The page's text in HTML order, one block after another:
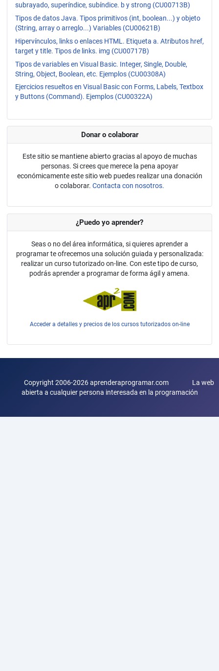
subrayado, superíndice, subíndice. b y strong (CU00713B)
Tipos de datos Java. Tipos primitivos (int, boolean...) y objeto
(String, array o arreglo...) Variables (CU00621B)
Hipervínculos, links o enlaces HTML. Etiqueta a. Atributos href,
target y title. Tipos de links. img (CU00717B)
Tipos de variables en Visual Basic. Integer, Single, Double,
String, Object, Boolean, etc. Ejemplos (CU00308A)
Ejercicios resueltos en Visual Basic con Forms, Labels, Textbox
y Buttons (Command). Ejemplos (CU00322A)
Donar o colaborar
Este sitio se mantiene abierto gracias al apoyo de muchas
personas. Si crees que merece la pena apoyar
económicamente este sitio web puedes realizar una donación
o colaborar. Contacta con nosotros.
¿Puedo yo aprender?
Seas o no del área informática, si quieres aprender a
programar te ofrecemos una solución guiada y personalizada:
realizar un curso tutorizado on-line. Con este tipo de curso,
podrás aprender a programar de forma ágil y amena.
Acceder a detalles y precios de los cursos tutorizados on-line
Copyright 2006-2026 aprenderaprogramar.com La web
abierta a cualquier persona interesada en la programación